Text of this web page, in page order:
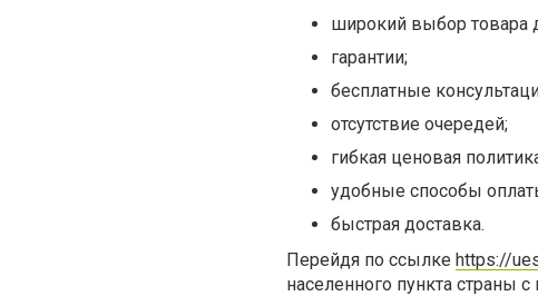
широкий выбор товара
гарантии;
бесплатные
отсутствие очередей;
гибкая ценовая
удобные способы
быстрая доставка.
Перейдя по ссылке https://
населенного пункта